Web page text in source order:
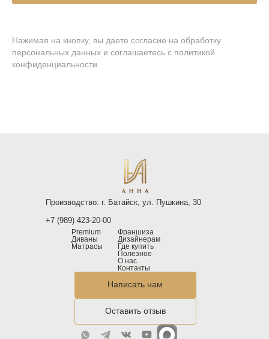
Нажимая на кнопку, вы даете согласие на обработку
персональных данных и соглашаетесь c политикой
конфиденциальности
Производство: г. Батайск, ул. Пушкина, 30
+7 (989) 423-20-00
Premium
Диваны
Матрасы
Франшиза
Дизайнерам
Где купить
Полезное
О нас
Контакты
Написать нам
Оставить отзыв